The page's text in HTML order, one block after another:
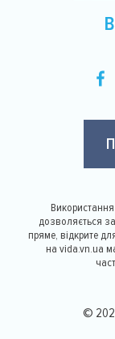
дозволяється
пряме, відкрите
на vida.vn.ua
©